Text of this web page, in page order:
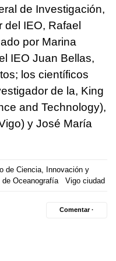
de Investigación,
del IEO, Rafael
por Marina
IEO Juan Bellas,
los científicos
de la, King
and Technology),
y José María
de Ciencia, Innovación y
de Oceanografía Vigo ciudad
Comentar ·